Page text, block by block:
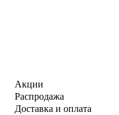
Акции
Распродажа
Доставка и оплата